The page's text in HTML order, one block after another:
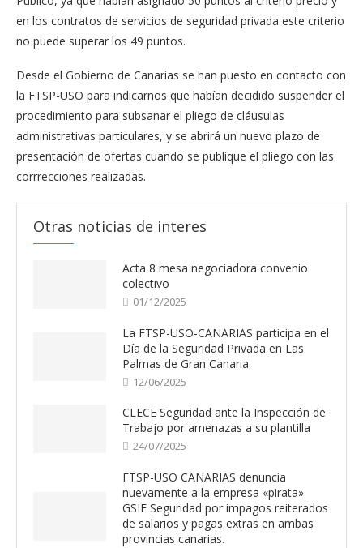
en los contratos de servicios de seguridad privada este criterio
no puede superar los 49 puntos.
Desde el Gobierno de Canarias se han puesto en contacto con
la FTSP-USO para indicarnos que habían decidido suspender el
procedimiento para subsanar el pliego de cláusulas
administrativas particulares, y se abrirá un nuevo plazo de
presentación de ofertas cuando se publique el pliego con las
corrrecciones realizadas.
Otras noticias de interes
Acta 8 mesa negociadora convenio
colectivo
01/12/2025
La FTSP-USO-CANARIAS participa en el
Día de la Seguridad Privada en Las
Palmas de Gran Canaria
12/06/2025
CLECE Seguridad ante la Inspección de
Trabajo por amenazas a su plantilla
24/07/2025
FTSP-USO CANARIAS denuncia
nuevamente a la empresa «pirata»
GSIE Seguridad por impagos reiterados
de salarios y pagas extras en ambas
provincias canarias.